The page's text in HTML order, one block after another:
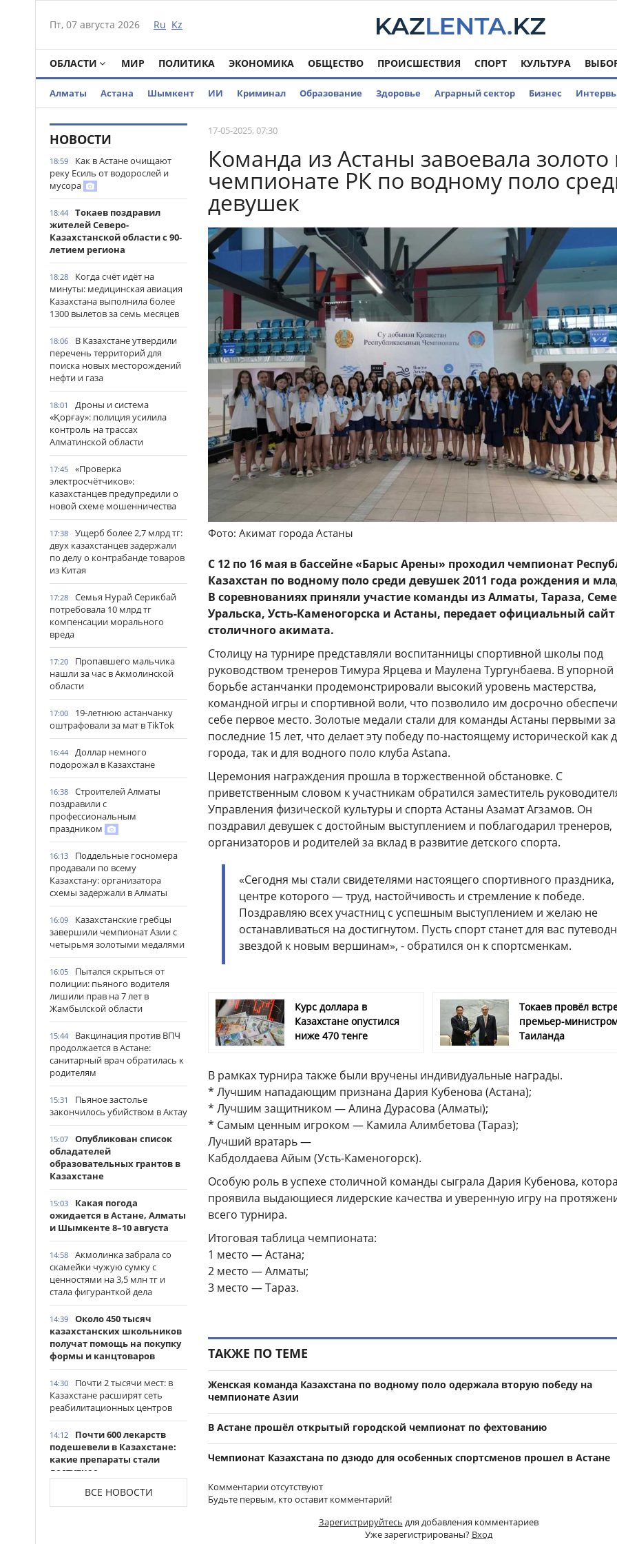
Пт, 07 августа 2026 Ru Kz
ОБЛАСТИ МИР ПОЛИТИКА ЭКОНОМИКА ОБЩЕСТВО ПРОИСШЕСТВИЯ СПОРТ КУЛЬТУРА
Алматы Астана Шымкент ИИ Криминал Образование Здоровье Аграрный сектор Бизнес
НОВОСТИ
18:59
Как в Астане очищают
реку Есиль от водорослей и
мусора
18:44
Токаев поздравил
жителей Северо-
Казахстанской области с 90-
летием региона
18:28
Когда счёт идёт на
минуты: медицинская авиация
Казахстана выполнила более
1300 вылетов за семь месяцев
18:06
В Казахстане утвердили
перечень территорий для
поиска новых месторождений
нефти и газа
18:01
Дроны и система
«Қорғау»: полиция усилила
контроль на трассах
Алматинской области
17:45
«Проверка
электросчётчиков»:
казахстанцев предупредили о
новой схеме мошенничества
17:38
Ущерб более 2,7 млрд тг:
двух казахстанцев задержали
по делу о контрабанде товаров
из Китая
17:28
Семья Нурай Серикбай
потребовала 10 млрд тг
компенсации морального
вреда
17:20
Пропавшего мальчика
нашли за час в Акмолинской
области
17:00
19-летнюю астанчанку
оштрафовали за мат в TikTok
16:44
Доллар немного
подорожал в Казахстане
16:38
Строителей Алматы
поздравили с
профессиональным
праздником
16:13
Поддельные госномера
продавали по всему
Казахстану: организатора
схемы задержали в Алматы
16:09
Казахстанские гребцы
завершили чемпионат Азии с
четырьмя золотыми медалями
16:05
Пытался скрыться от
полиции: пьяного водителя
лишили прав на 7 лет в
Жамбылской области
15:44
Вакцинация против ВПЧ
продолжается в Астане:
санитарный врач обратилась к
родителям
15:31
Пьяное застолье
закончилось убийством в Актау
15:07
Опубликован список
обладателей
образовательных грантов в
Казахстане
15:03
Какая погода
ожидается в Астане, Алматы
и Шымкенте 8–10 августа
14:58
Акмолинка забрала со
скамейки чужую сумку с
ценностями на 3,5 млн тг и
стала фигуранткой дела
14:39
Около 450 тысяч
казахстанских школьников
получат помощь на покупку
формы и канцтоваров
14:30
Почти 2 тысячи мест: в
Казахстане расширят сеть
реабилитационных центров
14:12
Почти 600 лекарств
подешевели в Казахстане:
какие препараты стали
доступнее
Казахстанские
таеквондисты завоевали
ВСЕ НОВОСТИ
17-05-2025, 07:30
Команда из Астаны завоевала золото
чемпионате РК по водному поло
девушек
Фото: Акимат города Астаны
С 12 по 16 мая в бассейне «Барыс Арены» проходил чемпионат
Казахстан по водному поло среди девушек 2011 года рождения и
В соревнованиях приняли участие команды из Алматы, Тараза,
Уральска, Усть-Каменогорска и Астаны, передает официальный сайт
столичного акимата.
Столицу на турнире представляли воспитанницы спортивной школы под
руководством тренеров Тимура Ярцева и Маулена Тургунбаева. В упорной
борьбе астанчанки продемонстрировали высокий уровень мастерства,
командной игры и спортивной воли, что позволило им досрочно
себе первое место. Золотые медали стали для команды Астаны первыми за
последние 15 лет, что делает эту победу по-настоящему исторической как
города, так и для водного поло клуба Astana.
Церемония награждения прошла в торжественной обстановке. С
приветственным словом к участникам обратился заместитель
Управления физической культуры и спорта Астаны Азамат Агзамов. Он
поздравил девушек с достойным выступлением и поблагодарил тренеров,
организаторов и родителей за вклад в развитие детского спорта.
«Сегодня мы стали свидетелями настоящего спортивного праздника,
центре которого — труд, настойчивость и стремление к победе.
Поздравляю всех участниц с успешным выступлением и желаю не
останавливаться на достигнутом. Пусть спорт станет для вас
звездой к новым вершинам», - обратился он к спортсменкам.
Курс доллара в
Казахстане опустился
ниже 470 тенге
Токаев провёл
премьер-
Таиланда
В рамках турнира также были вручены индивидуальные награды.
* Лучшим нападающим признана Дария Кубенова (Астана);
* Лучшим защитником — Алина Дурасова (Алматы);
* Самым ценным игроком — Камила Алимбетова (Тараз);
Лучший вратарь —
Кабдолдаева Айым (Усть-Каменогорск).
Особую роль в успехе столичной команды сыграла Дария Кубенова,
проявила выдающиеся лидерские качества и уверенную игру на
всего турнира.
Итоговая таблица чемпионата:
1 место — Астана;
2 место — Алматы;
3 место — Тараз.
ТАКЖЕ ПО ТЕМЕ
Женская команда Казахстана по водному поло одержала вторую победу на
чемпионате Азии
В Астане прошёл открытый городской чемпионат по фехтованию
Чемпионат Казахстана по дзюдо для особенных спортсменов прошел в Астане
Комментарии отсутствуют
Будьте первым, кто оставит комментарий!
Зарегистрируйтесь для добавления комментариев
Уже зарегистрированы? Вход